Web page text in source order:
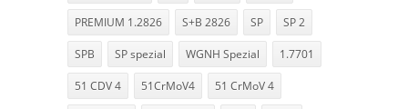
PREMIUM 1.2826 S+B 2826 SP SP 2
SPB SP spezial WGNH Spezial 1.7701
51 CDV 4 51CrMoV4 51 CrMoV 4